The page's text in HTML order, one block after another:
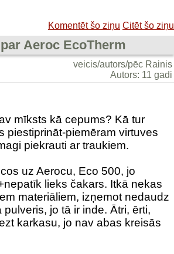
Komentēt šo ziņu Citēt šo ziņu
Aeroc EcoTherm
veicis/autors/pēc Rainis
Autors: 11 gadi
mīksts kā cepums? Kā tur
piestiprināt-piemēram virtuves
piekrauti ar traukiem.
uz Aerocu, Eco 500, jo
lieks čakars. Itkā nekas
materiāliem, izņemot nedaudz
jo tā ir inde. Ātri, ērti,
karkasu, jo nav abas kreisās